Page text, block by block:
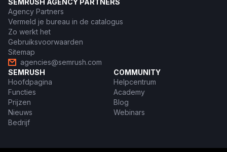
Agency Partners
Vermeld je bureau in de catalogus
Zo werkt het
Gebruiksvoorwaarden
Sitemap
agencies@semrush.com
SEMRUSH
Hoofdpagina
Functies
Prijzen
Nieuws
Bedrijf
COMMUNITY
Helpcentrum
Academy
Blog
Webinars